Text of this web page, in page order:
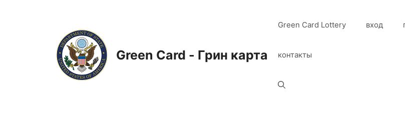
Green Card - Грин карта
Green Card Lottery вход
контакты